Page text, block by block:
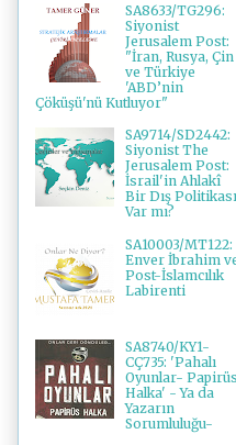
SA8633/TG296:
Siyonist
Jerusalem Post:
"İran, Rusya, Çin
ve Türkiye
'ABD’nin
Çöküşü'nü Kutluyor"
SA9714/SD2442:
Siyonist The
Jerusalem Post:
İsrail'in Ahlakî
Bir Dış Politikası
Var mı?
SA10003/MT122:
Enver İbrahim
Post-İslamcılık
Labirenti
SA8740/KY1-
CÇ735: 'Pahalı
Oyunlar- Papirüs
Halka' - Ya da
Yazarın
Sorumluluğu-